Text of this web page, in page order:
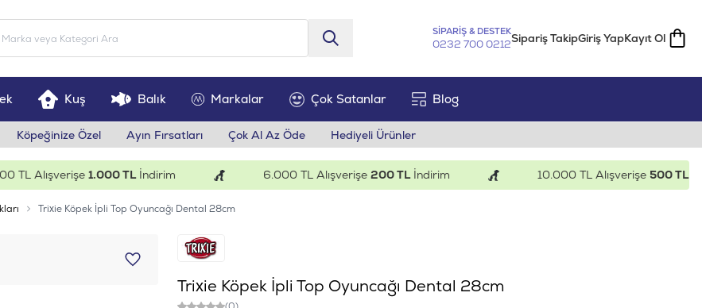
SİPARİŞ & DESTEK
0232 700 0212Sipariş TakipGiriş YapKayıt Ol
Kuş Balık Markalar Çok Satanlar Blog
Köpeğinize Özel Ayın Fırsatları Çok Al Az Öde Hediyeli Ürünler
Alışverişe1.000 TLİndirim 6.000 TL Alışverişe200 TLİndirim 10.000 TL Alışverişe500 TL
Trixie Köpek İpli Top Oyuncağı Dental 28cm
Trixie Köpek İpli Top Oyuncağı Dental 28cm